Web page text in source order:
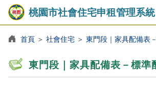
桃園市社會住宅申租管理系統
首頁 ＞ 社會住宅 ＞ 東門段｜家具配備表
東門段｜家具配備表－標準